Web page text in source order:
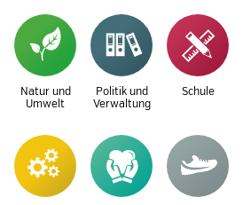
Natur und
Umwelt
Politik und
Verwaltung
Schule